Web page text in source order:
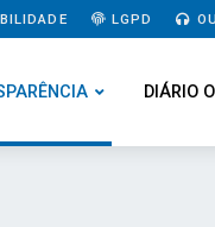
LGPD
DIÁRIO